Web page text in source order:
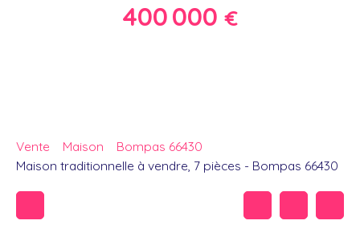
400 000€
Vente Maison
Bompas 66430
Maison traditionnelle à vendre, 7 pièces - Bompas 66430